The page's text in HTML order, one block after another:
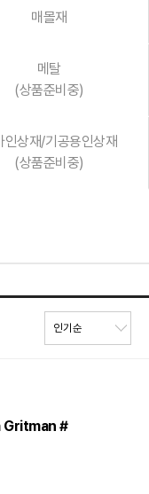
매몰재
메탈
(상품준비중)
인상재/기공용인상재
(상품준비중)
#